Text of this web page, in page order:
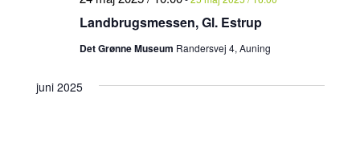
Landbrugsmessen, Gl. Estrup
Det Grønne Museum Randersvej 4, Auning
juni 2025